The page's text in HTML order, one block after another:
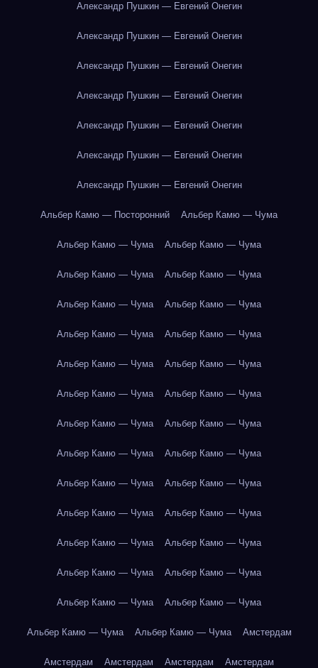
Александр Пушкин — Евгений Онегин
Александр Пушкин — Евгений Онегин
Александр Пушкин — Евгений Онегин
Александр Пушкин — Евгений Онегин
Александр Пушкин — Евгений Онегин
Александр Пушкин — Евгений Онегин
Александр Пушкин — Евгений Онегин
Альбер Камю — Посторонний Альбер Камю — Чума
Альбер Камю — Чума Альбер Камю — Чума
Альбер Камю — Чума Альбер Камю — Чума
Альбер Камю — Чума Альбер Камю — Чума
Альбер Камю — Чума Альбер Камю — Чума
Альбер Камю — Чума Альбер Камю — Чума
Альбер Камю — Чума Альбер Камю — Чума
Альбер Камю — Чума Альбер Камю — Чума
Альбер Камю — Чума Альбер Камю — Чума
Альбер Камю — Чума Альбер Камю — Чума
Альбер Камю — Чума Альбер Камю — Чума
Альбер Камю — Чума Альбер Камю — Чума
Альбер Камю — Чума Альбер Камю — Чума
Альбер Камю — Чума Альбер Камю — Чума
Альбер Камю — Чума Альбер Камю — Чума Амстердам
Амстердам Амстердам Амстердам Амстердам